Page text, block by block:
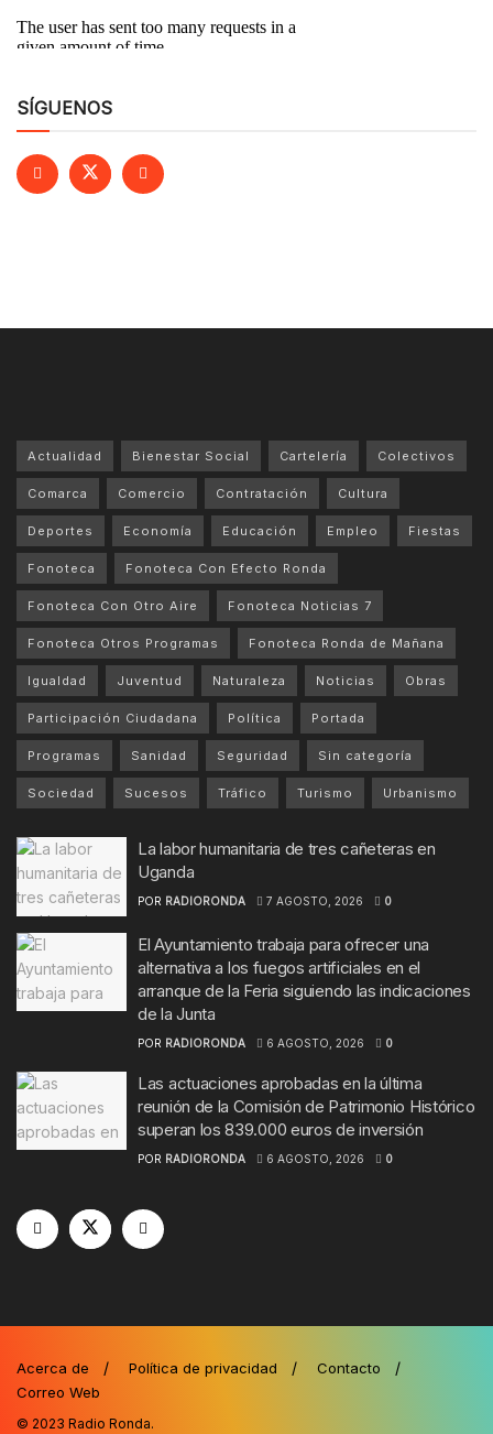
SÍGUENOS
Actualidad Bienestar Social Cartelería Colectivos
Comarca Comercio Contratación Cultura
Deportes Economía Educación Empleo Fiestas
Fonoteca Fonoteca Con Efecto Ronda
Fonoteca Con Otro Aire Fonoteca Noticias 7
Fonoteca Otros Programas Fonoteca Ronda de Mañana
Igualdad Juventud Naturaleza Noticias Obras
Participación Ciudadana Política Portada
Programas Sanidad Seguridad Sin categoría
Sociedad Sucesos Tráfico Turismo Urbanismo
La labor humanitaria de tres cañeteras en
Uganda
POR RADIORONDA 7 AGOSTO, 2026 0
El Ayuntamiento trabaja para ofrecer una
alternativa a los fuegos artificiales en el
arranque de la Feria siguiendo las indicaciones
de la Junta
POR RADIORONDA 6 AGOSTO, 2026 0
Las actuaciones aprobadas en la última
reunión de la Comisión de Patrimonio Histórico
superan los 839.000 euros de inversión
POR RADIORONDA 6 AGOSTO, 2026 0
Acerca de Política de privacidad
Contacto
Correo Web
© 2023 Radio Ronda.